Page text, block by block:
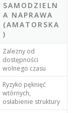
SAMODZIELN
A NAPRAWA
(AMATORSKA
)
Zależny od
dostępności
wolnego czasu
Ryzyko pęknięć
wtórnych,
osłabienie struktury